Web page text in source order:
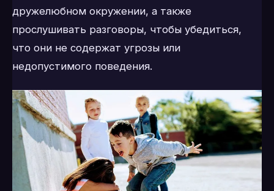
дружелюбном окружении, а также
прослушивать разговоры, чтобы убедиться,
что они не содержат угрозы или
недопустимого поведения.